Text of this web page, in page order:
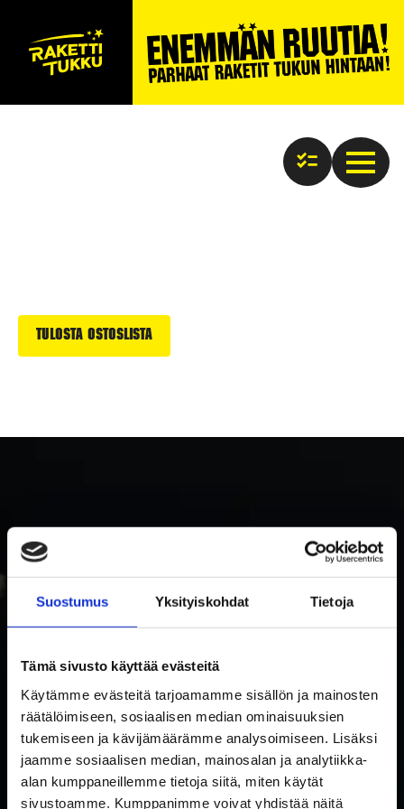
Suostumus Yksityiskohdat Tietoja
Tämä sivusto käyttää evästeitä
Käytämme evästeitä tarjoamamme sisällön ja mainosten
räätälöimiseen, sosiaalisen median ominaisuuksien
tukemiseen ja kävijämäärämme analysoimiseen. Lisäksi
jaamme sosiaalisen median, mainosalan ja analytiikka-
alan kumppaneillemme tietoja siitä, miten käytät
sivustoamme. Kumppanimme voivat yhdistää näitä
Tulosta ostoslista
Tilaa uutiskirje ja saat ensimmäisenä tietoa uutuuksista ja
tarjouksista!
Suostumus
*
Hyväksyn tietosuojaselosteen mukaisen tietojeni käytön.
Sähköposti